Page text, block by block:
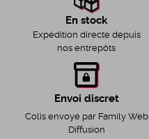
En stock
Expédition directe depuis
nos entrepôts
Envoi discret
Colis envoyé par Family Web
Diffusion